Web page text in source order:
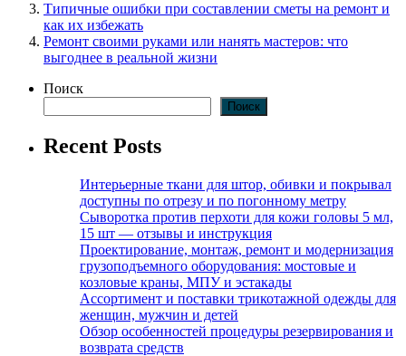
Типичные ошибки при составлении сметы на ремонт и
как их избежать
Ремонт своими руками или нанять мастеров: что
выгоднее в реальной жизни
Поиск
Поиск
Recent Posts
Интерьерные ткани для штор, обивки и покрывал
доступны по отрезу и по погонному метру
Сыворотка против перхоти для кожи головы 5 мл,
15 шт — отзывы и инструкция
Проектирование, монтаж, ремонт и модернизация
грузоподъемного оборудования: мостовые и
козловые краны, МПУ и эстакады
Ассортимент и поставки трикотажной одежды для
женщин, мужчин и детей
Обзор особенностей процедуры резервирования и
возврата средств